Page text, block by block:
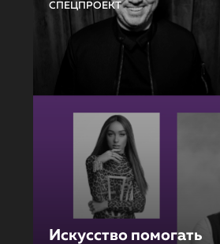
СПЕЦПРОЕКТ
Искусство помогать